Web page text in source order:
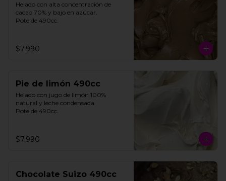
Helado con alta concentración de
cacao 70% y bajo en azúcar.
Pote de 490cc.
$7.990
Pie de limón 490cc
Helado con jugo de limón 100%
natural y leche condensada.
Pote de 490cc.
$7.990
Chocolate Suizo 490cc